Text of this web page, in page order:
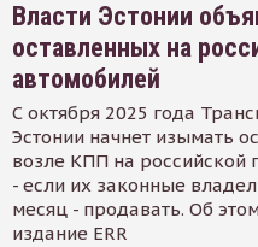
Власти Эстонии
оставленных на
автомобилей
С октября 2025 года
Эстонии начнет изымать
возле КПП на российской
- если их законные
месяц - продавать. Об
издание ERR